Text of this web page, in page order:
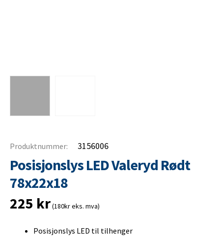
Produktnummer: 3156006
Posisjonslys LED Valeryd Rødt
78x22x18
225 kr(180kr eks. mva)
Posisjonslys LED til tilhenger